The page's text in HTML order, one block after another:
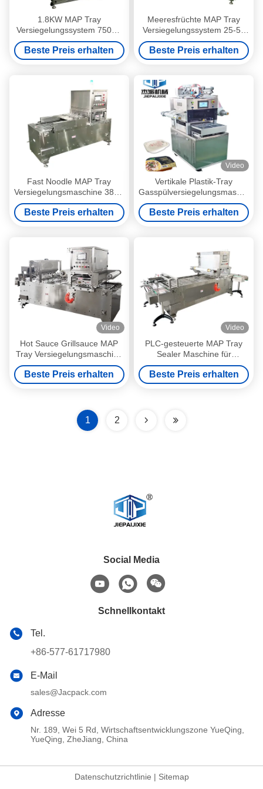
1.8KW MAP Tray
Versiegelungssystem 750Kg
Gewicht für
Lebensmittelverpackungen
Beste Preis erhalten
Meeresfrüchte MAP Tray
Versiegelungssystem 25-50
Trays/Min
Versiegelungsgeschwindigkeit
Beste Preis erhalten
Fast Noodle MAP Tray
Versiegelungsmaschine 380V
50HZ für PVC PE PP Material
Beste Preis erhalten
Video
Vertikale Plastik-Tray
Gasspülversiegelungsmaschine
mit Stickstoff für Fleisch-
Frucht-Tray gefüllt
Beste Preis erhalten
Video
Hot Sauce Grillsauce MAP
Tray Versiegelungsmaschine
für
Lebensmittelverpackungen
Beste Preis erhalten
Video
PLC-gesteuerte MAP Tray
Sealer Maschine für
Meeresfrüchte Tray Vakuum
Gas Spülung Dichtung
Beste Preis erhalten
1 2
Social Media
Schnellkontakt
Tel.
+86-577-61717980
E-Mail
sales@Jacpack.com
Adresse
Nr. 189, Wei 5 Rd, Wirtschaftsentwicklungszone YueQing,
YueQing, ZheJiang, China
Datenschutzrichtlinie | Sitemap